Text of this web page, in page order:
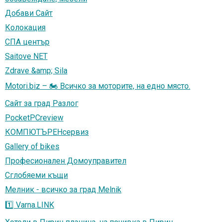
Добави Сайт
Колокация
СПА център
Saitove NET
Zdrave &amp; Sila
Motori.biz – 🏍️ Всичко за моторите, на едно място.
Сайт за град Разлог
PocketPCreview
КОМПЮТЪРЕНсервиз
Gallery of bikes
Професионален Домоуправител
Сглобяеми къщи
Мелник - всичко за град Melnik
1️⃣ Varna.LINK